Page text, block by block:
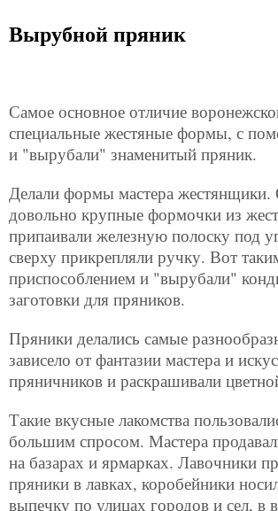
Вырубной пряник
Самое основное отличие
специальные жестяные формы, с
и "вырубали" знаменитый пряник.
Делали формы мастера жестянщики.
довольно крупные формочки из
припаивали железную полоску под
сверху прикрепляли ручку. Вот
приспособлением и "вырубали"
заготовки для пряников.
Пряники делались самые
зависело от фантазии мастера и
пряничников и раскрашивали
Такие вкусные лакомства
большим спросом. Мастера
на базарах и ярмарках. Лавочники
пряники в лавках, коробейники
выпечку по улицах городов и сел, в